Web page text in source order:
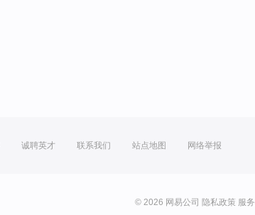
诚聘英才 联系我们 站点地图 网络举报
© 2026 网易公司 隐私政策 服